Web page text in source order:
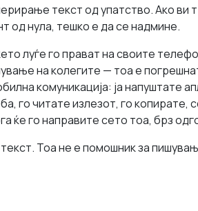
текст од упатство. Ако ви
од нула, тешко е да се надмине.
луѓе го прават на своите
на колегите — тоа е
комуникација: ја напуштате
го читате излезот, го копирате,
ќе го направите сето тоа, брз
Тоа не е помошник за